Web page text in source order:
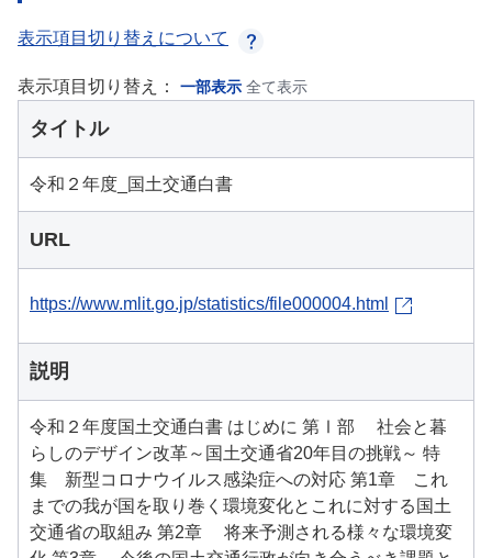
表示項目切り替えについて
表示項目切り替え： 一部表示 全て表示
タイトル
令和２年度_国土交通白書
URL
https://www.mlit.go.jp/statistics/file000004.html
説明
令和２年度国土交通白書 はじめに 第Ⅰ部 社会と暮
らしのデザイン改革～国土交通省20年目の挑戦～ 特
集 新型コロナウイルス感染症への対応 第1章 これ
までの我が国を取り巻く環境変化とこれに対する国土
交通省の取組み 第2章 将来予測される様々な環境変